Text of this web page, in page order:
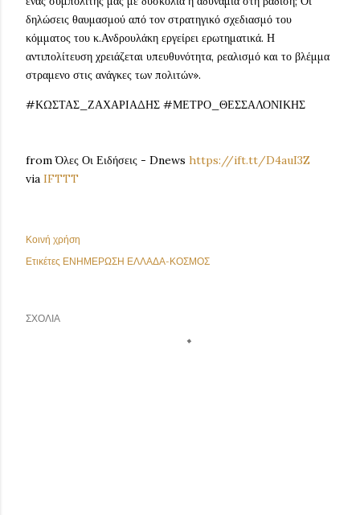
δηλώσεις θαυμασμού από τον στρατηγικό σχεδιασμό του
κόμματος του κ.Ανδρουλάκη εργείρει ερωτηματικά. Η
αντιπολίτευση χρειάζεται υπευθυνότητα, ρεαλισμό και το βλέμμα
στραμενο στις ανάγκες των πολιτών».
#ΚΩΣΤΑΣ_ΖΑΧΑΡΙΑΔΗΣ #ΜΕΤΡΟ_ΘΕΣΣΑΛΟΝΙΚΗΣ
from Όλες Οι Ειδήσεις - Dnews https://ift.tt/D4auI3Z
via IFTTT
Κοινή χρήση
Ετικέτες ΕΝΗΜΕΡΩΣΗ ΕΛΛΑΔΑ-ΚΟΣΜΟΣ
ΣΧΌΛΙΑ